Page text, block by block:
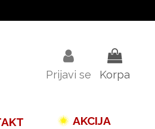
Prijavi se Korpa
AKCIJA